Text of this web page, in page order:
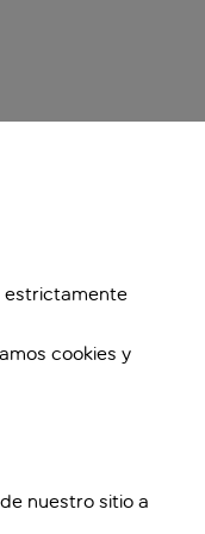
estrictamente
cookies y
nuestro sitio a